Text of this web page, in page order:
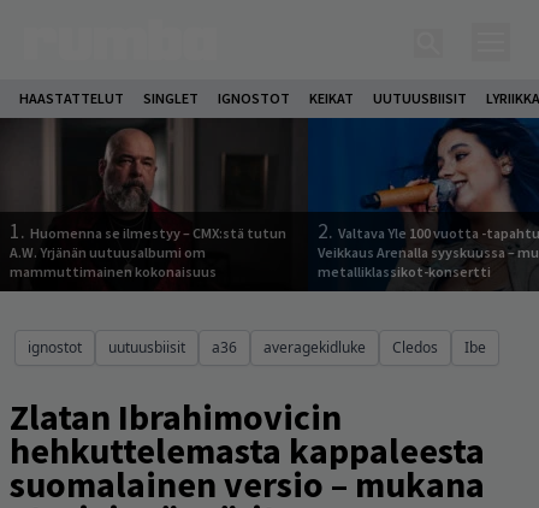
HAASTATTELUT SINGLET IGNOSTOT KEIKAT UUTUUSBIISIT
1. Huomenna se ilmestyy – CMX:stä tutun
A.W. Yrjänän uutuusalbumi om
mammuttimainen kokonaisuus
2. Valtava Yle 100 vuotta -
Veikkaus Arenalla syyskuussa –
metalliklassikot-konsertti
ignostot uutuusbiisit a36 averagekidluke Cledos Ibe
Zlatan Ibrahimovicin
hehkuttelemasta kappaleesta
suomalainen versio – mukana